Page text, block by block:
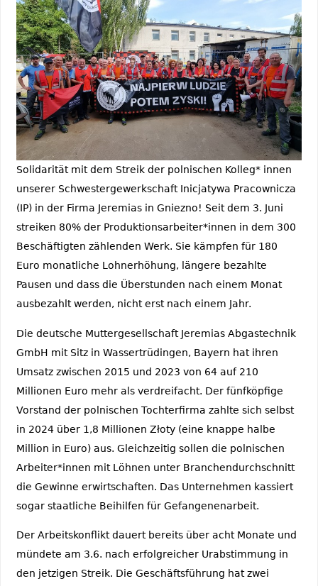
Solidarität mit dem Streik der polnischen Kolleg* innen
unserer Schwestergewerkschaft Inicjatywa Pracownicza
(IP) in der Firma Jeremias in Gniezno! Seit dem 3. Juni
streiken 80% der Produktionsarbeiter*innen in dem 300
Beschäftigten zählenden Werk. Sie kämpfen für 180
Euro monatliche Lohnerhöhung, längere bezahlte
Pausen und dass die Überstunden nach einem Monat
ausbezahlt werden, nicht erst nach einem Jahr.
Die deutsche Muttergesellschaft Jeremias Abgastechnik
GmbH mit Sitz in Wassertrüdingen, Bayern hat ihren
Umsatz zwischen 2015 und 2023 von 64 auf 210
Millionen Euro mehr als verdreifacht. Der fünfköpfige
Vorstand der polnischen Tochterfirma zahlte sich selbst
in 2024 über 1,8 Millionen Złoty (eine knappe halbe
Million in Euro) aus. Gleichzeitig sollen die polnischen
Arbeiter*innen mit Löhnen unter Branchendurchschnitt
die Gewinne erwirtschaften. Das Unternehmen kassiert
sogar staatliche Beihilfen für Gefangenenarbeit.
Der Arbeitskonflikt dauert bereits über acht Monate und
mündete am 3.6. nach erfolgreicher Urabstimmung in
den jetzigen Streik. Die Geschäftsführung hat zwei